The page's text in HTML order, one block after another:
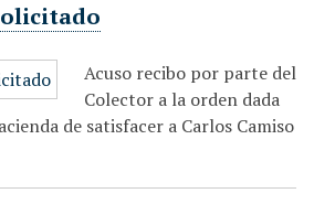
Acuso recibo por parte del
Colector a la orden dada
de satisfacer a Carlos Camiso